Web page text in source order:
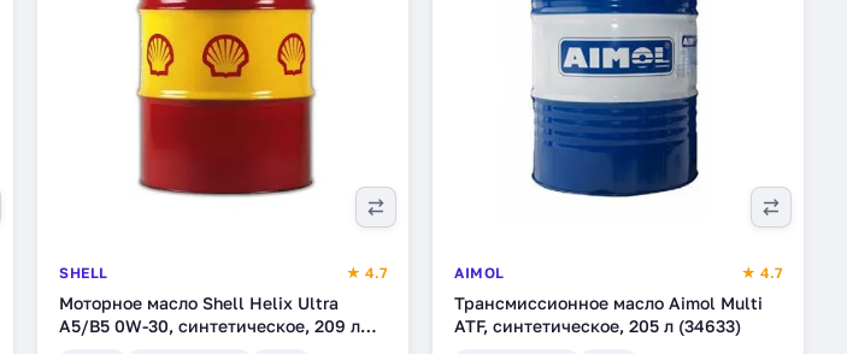
SHELL ★ 4.7
Моторное масло Shell Helix Ultra
A5/B5 0W-30, синтетическое, 209 л
AIMOL ★ 4.7
Трансмиссионное масло Aimol Multi
ATF, синтетическое, 205 л (34633)